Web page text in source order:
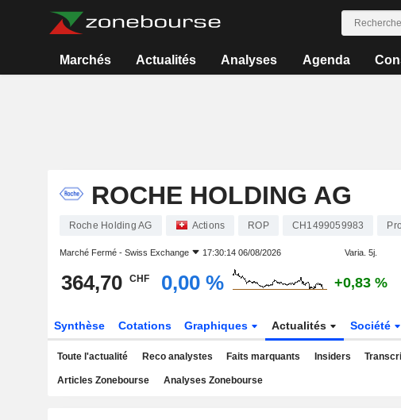
Marchés Actualités Analyses Agenda
ROCHE HOLDING AG
Roche Holding AG Actions ROP CH1499059983
Marché Fermé - Swiss Exchange 17:30:14 06/08/2026 Varia. 5j.
364,70 CHF 0,00 % +0,83 %
Synthèse Cotations Graphiques Actualités Société
Toute l'actualité Reco analystes Faits marquants Insiders
Articles Zonebourse Analyses Zonebourse